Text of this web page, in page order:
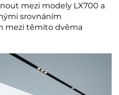
mezi modely LX700 a
srovnáním
mezi těmito dvěma